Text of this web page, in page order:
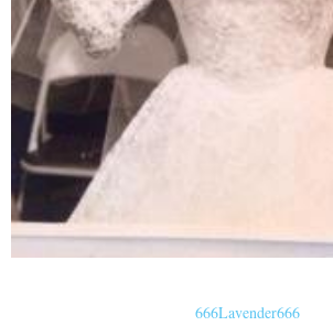
666Lavender666